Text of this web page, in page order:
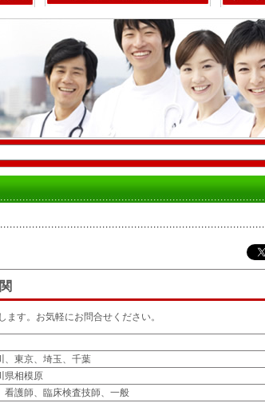
す。お気軽にお問合せください。
、東京、埼玉、千葉
県相模原
看護師、臨床検査技師、一般